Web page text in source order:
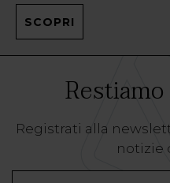
SCOPRI
Registrati alla
notizie